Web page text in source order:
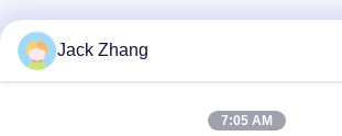
Jack Zhang
7:05 AM